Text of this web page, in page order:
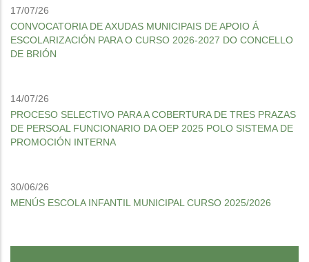
17/07/26
CONVOCATORIA DE AXUDAS MUNICIPAIS DE APOIO Á
ESCOLARIZACIÓN PARA O CURSO 2026-2027 DO CONCELLO
DE BRIÓN
14/07/26
PROCESO SELECTIVO PARA A COBERTURA DE TRES PRAZAS
DE PERSOAL FUNCIONARIO DA OEP 2025 POLO SISTEMA DE
PROMOCIÓN INTERNA
30/06/26
MENÚS ESCOLA INFANTIL MUNICIPAL CURSO 2025/2026